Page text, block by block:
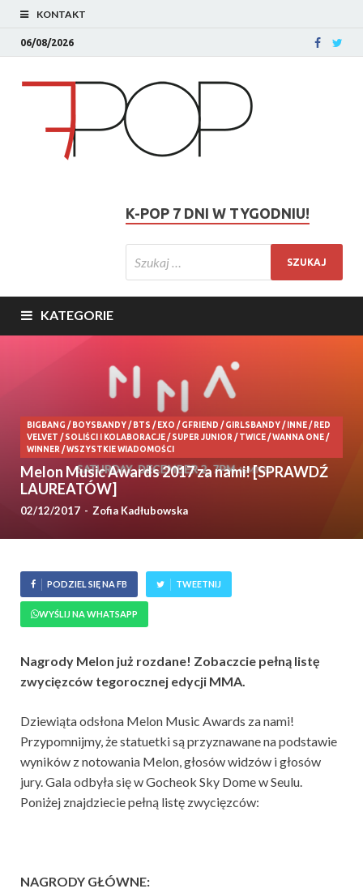
KONTAKT
06/08/2026
K-POP 7 DNI W TYGODNIU!
KATEGORIE
BIGBANG /BOYSBANDY/BTS / EXO /GFRIEND /GIRLSBANDY/ INNE/ RED
VELVET /SOLIŚCI I KOLABORACJE/SUPER JUNIOR /TWICE/WANNA ONE/
WINNER /WSZYSTKIE WIADOMOŚCI
Melon Music Awards 2017 za nami! [SPRAWDŹ
LAUREATÓW]
02/12/2017 - Zofia Kadłubowska
PODZIEL SIĘ NA FB TWEETNIJ
WYŚLIJ NA WHATSAPP
Nagrody Melon już rozdane! Zobaczcie pełną listę
zwycięzców tegorocznej edycji MMA.
Dziewiąta odsłona Melon Music Awards za nami!
Przypomnijmy, że statuetki są przyznawane na podstawie
wyników z notowania Melon, głosów widzów i głosów
jury. Gala odbyła się w Gocheok Sky Dome w Seulu.
Poniżej znajdziecie pełną listę zwycięzców:
NAGRODY GŁÓWNE: